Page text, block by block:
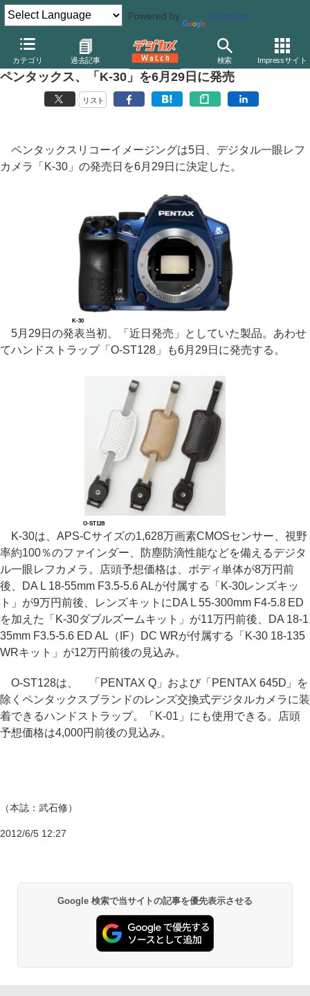
Powered by Translate
カテゴリ 過去記事 検索 Impressサイト
デジカメ Watch カメラ 一眼レフカメラ ペンタックス
ペンタックス、「K-30」を6月29日に発売
リスト
ペンタックスリコーイメージングは5日、デジタル一眼レフ
カメラ「K-30」の発売日を6月29日に決定した。
K-30
5月29日の発表当初、「近日発売」としていた製品。あわせ
てハンドストラップ「O-ST128」も6月29日に発売する。
O-ST128
K-30は、APS-Cサイズの1,628万画素CMOSセンサー、視野
率約100％のファインダー、防塵防滴性能などを備えるデジタ
ル一眼レフカメラ。店頭予想価格は、ボディ単体が8万円前
後、DA L 18-55mm F3.5-5.6 ALが付属する「K-30レンズキッ
ト」が9万円前後、レンズキットにDA L 55-300mm F4-5.8 ED
を加えた「K-30ダブルズームキット」が11万円前後、DA 18-1
35mm F3.5-5.6 ED AL（IF）DC WRが付属する「K-30 18-135
WRキット」が12万円前後の見込み。
O-ST128は、 「PENTAX Q」および「PENTAX 645D」を
除くペンタックスブランドのレンズ交換式デジタルカメラに装
着できるハンドストラップ。「K-01」にも使用できる。店頭
予想価格は4,000円前後の見込み。
（本誌：武石修）
2012/6/5 12:27
Google 検索で当サイトの記事を優先表示させる